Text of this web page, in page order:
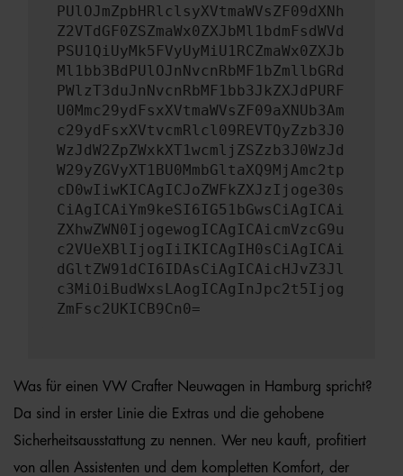
PUlOJmZpbHRlclsyXVtmaWVsZF09dXNh
Z2VTdGF0ZSZmaWx0ZXJbMl1bdmFsdWVd
PSU1QiUyMk5FVyUyMiU1RCZmaWx0ZXJb
Ml1bb3BdPUlOJnNvcnRbMF1bZmllbGRd
PWlzT3duJnNvcnRbMF1bb3JkZXJdPURF
U0Mmc29ydFsxXVtmaWVsZF09aXNUb3Am
c29ydFsxXVtvcmRlcl09REVTQyZzb3J0
WzJdW2ZpZWxkXT1wcmljZSZzb3J0WzJd
W29yZGVyXT1BU0MmbGltaXQ9MjAmc2tp
cD0wIiwKICAgICJoZWFkZXJzIjoge30s
CiAgICAiYm9keSI6IG51bGwsCiAgICAi
ZXhwZWN0IjogewogICAgICAicmVzcG9u
c2VUeXBlIjogIiIKICAgIH0sCiAgICAi
dGltZW91dCI6IDAsCiAgICAicHJvZ3Jl
c3MiOiBudWxsLAogICAgInJpc2t5Ijog
ZmFsc2UKICB9Cn0=
Was für einen VW Crafter Neuwagen in Hamburg spricht?
Da sind in erster Linie die Extras und die gehobene
Sicherheitsausstattung zu nennen. Wer neu kauft, profitiert
von allen Assistenten und dem kompletten Komfort, der